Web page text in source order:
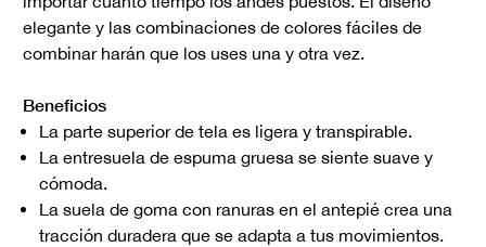
elegante y las combinaciones de colores fáciles de
combinar harán que los uses una y otra vez.
Beneficios
La parte superior de tela es ligera y transpirable.
La entresuela de espuma gruesa se siente suave y
cómoda.
La suela de goma con ranuras en el antepié crea una
tracción duradera que se adapta a tus movimientos.